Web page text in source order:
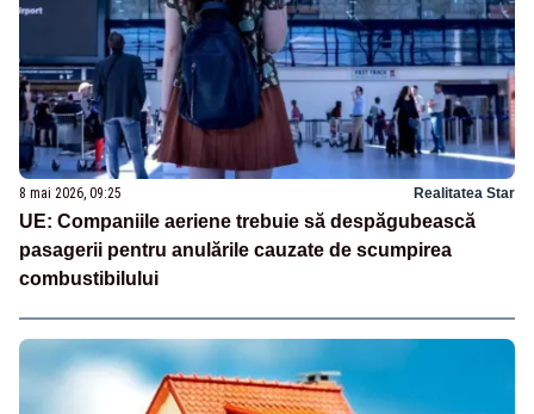
8 mai 2026, 09:25 Realitatea Star
UE: Companiile aeriene trebuie să despăgubească
pasagerii pentru anulările cauzate de scumpirea
combustibilului